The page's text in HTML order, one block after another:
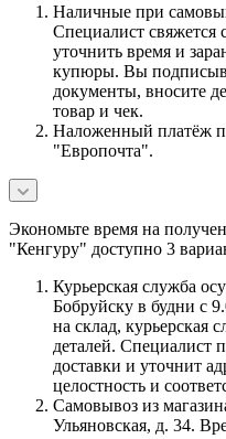
Наличные при
Специалист свяжется
уточнить время и
купюры. Вы
документы, вносите
товар и чек.
Наложенный платёж
"Европочта".
Экономьте время на
"Кенгуру" доступно 3
Курьерская служба
Бобруйску в будни с
на склад, курьерская
деталей. Специалист
доставки и уточнит
целостность и
Самовывоз из
Ульяновская, д. 34.